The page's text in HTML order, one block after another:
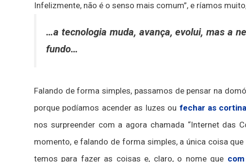
Infelizmente, não é o senso mais comum”, e ríamos
…a tecnologia muda, avança, evolui, mas a
fundo…
Falando de forma simples, passamos de pensar na
porque podíamos acender as luzes ou fechar as
nos surpreender com a agora chamada “Internet das
momento, e falando de forma simples, a única coisa
temos para fazer as coisas e, claro, o nome que